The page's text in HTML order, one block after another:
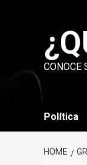
CONOCE
Política
HOME